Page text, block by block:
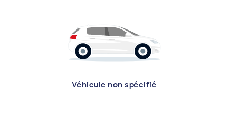
Véhicule non spécifié